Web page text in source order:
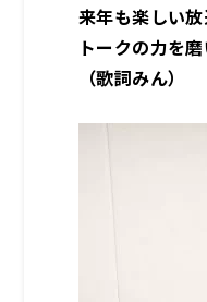
来年も楽しい
トークの力を
（歌詞みん）